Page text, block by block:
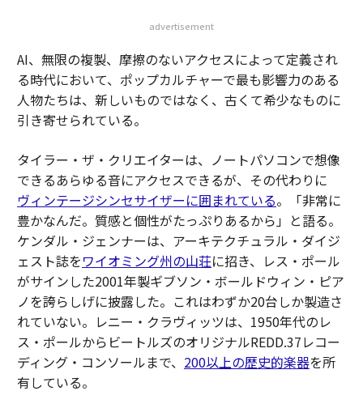
advertisement
AI、無限の複製、摩擦のないアクセスによって定義され
る時代において、ポップカルチャーで最も影響力のある
人物たちは、新しいものではなく、古くて希少なものに
引き寄せられている。
タイラー・ザ・クリエイターは、ノートパソコンで想像
できるあらゆる音にアクセスできるが、その代わりに
ヴィンテージシンセサイザーに囲まれている。「非常に
豊かなんだ。質感と個性がたっぷりあるから」と語る。
ケンダル・ジェンナーは、アーキテクチュラル・ダイジ
ェスト誌をワイオミング州の山荘に招き、レス・ポール
がサインした2001年製ギブソン・ボールドウィン・ピア
ノを誇らしげに披露した。これはわずか20台しか製造さ
れていない。レニー・クラヴィッツは、1950年代のレ
ス・ポールからビートルズのオリジナルREDD.37レコー
ディング・コンソールまで、 200以上の歴史的楽器を所
有している。